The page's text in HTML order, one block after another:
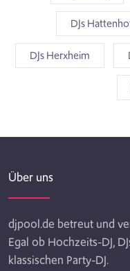
DJs
DJs Herxheim
Über uns
djpool.de betreut und
Egal ob Hochzeits-DJ,
klassischen Party-DJ.